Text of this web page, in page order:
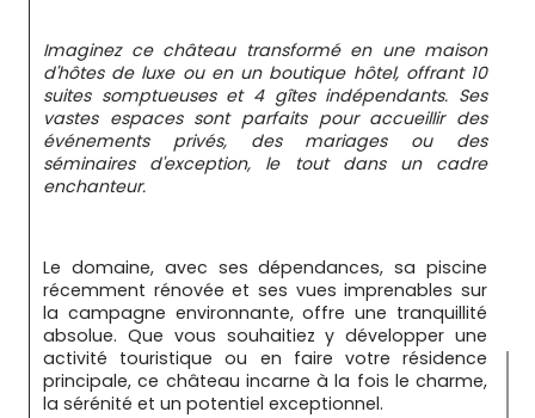
Imaginez ce château transformé en une maison
d'hôtes de luxe ou en un boutique hôtel, offrant 10
suites somptueuses et 4 gîtes indépendants. Ses
vastes espaces sont parfaits pour accueillir des
événements privés, des mariages ou des
séminaires d'exception, le tout dans un cadre
enchanteur.
Le domaine, avec ses dépendances, sa piscine
récemment rénovée et ses vues imprenables sur
la campagne environnante, offre une tranquillité
absolue. Que vous souhaitiez y développer une
activité touristique ou en faire votre résidence
principale, ce château incarne à la fois le charme,
la sérénité et un potentiel exceptionnel.